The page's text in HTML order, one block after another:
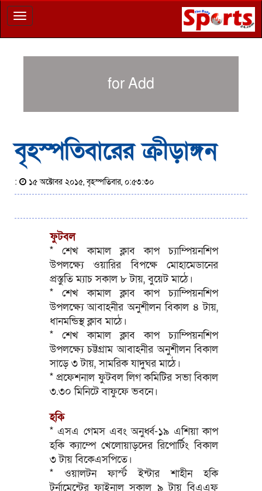
Toggle
navigation
for Add
বৃহস্পতিবারের ক্রীড়াঙ্গন
: ১৫ অক্টোবর ২০১৫, বৃহস্পতিবার, ০:৫৩:৩০
ফুটবল
* শেখ কামাল ক্লাব কাপ চ্যাম্পিয়নশিপ
উপলক্ষ্যে ওয়ারির বিপক্ষে মোহামেডানের
প্রস্তুতি ম্যাচ সকাল ৮ টায়, বুয়েট মাঠে।
* শেখ কামাল ক্লাব কাপ চ্যাম্পিয়নশিপ
উপলক্ষ্যে আবাহনীর অনুশীলন বিকাল ৪ টায়,
ধানমন্ডিস্থ ক্লাব মাঠে।
* শেখ কামাল ক্লাব কাপ চ্যাম্পিয়নশিপ
উপলক্ষ্যে চট্টগ্রাম আবাহনীর অনুশীলন বিকাল
সাড়ে ৩ টায়, সামরিক যাদুঘর মাঠে।
* প্রফেশনাল ফুটবল লিগ কমিটির সভা বিকাল
৩.৩০ মিনিটে বাফুফে ভবনে।
হকি
* এসএ গেমস এবং অনুর্ধ্ব-১৯ এশিয়া কাপ
হকি ক্যাম্পে খেলোয়াড়দের রিপোর্টিং বিকাল
৩ টায় বিকেএসপিতে।
* ওয়ালটন ফার্স্ট ইন্টার শাহীন হকি
টুর্নামেন্টের ফাইনাল সকাল ৯ টায় বিএএফ